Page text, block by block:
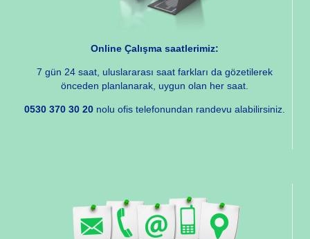
Online Çalışma saatlerimiz:
7 gün 24 saat, uluslararası saat farkları da gözetilerek
önceden planlanarak, uygun olan her saat.
0530 370 30 20 nolu ofis telefonundan randevu alabilirsiniz.